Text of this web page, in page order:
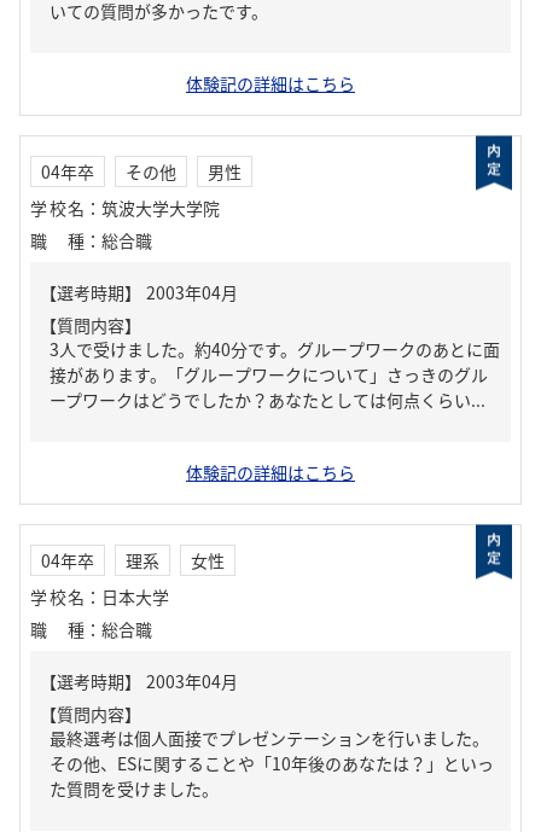
いての質問が多かったです。
体験記の詳細はこちら
04年卒 その他
男性
学校名 ： 筑波大学大学院
職種 ： 総合職
【質問内容】
3人で受けました。約40分です。グループワークのあとに面
接があります。「グループワークについて」さっきのグル
ープワークはどうでしたか？あなたとしては何点くらい...
体験記の詳細はこちら
04年卒 理系
女性
学校名 ： 日本大学
職種 ： 総合職
【質問内容】
最終選考は個人面接でプレゼンテーションを行いました。
その他、ESに関することや「10年後のあなたは？」といっ
た質問を受けました。